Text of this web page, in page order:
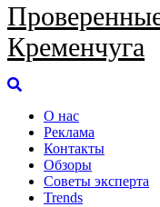
Кременчуга
О нас
Реклама
Контакты
Обзоры
Советы эксперта
Trends